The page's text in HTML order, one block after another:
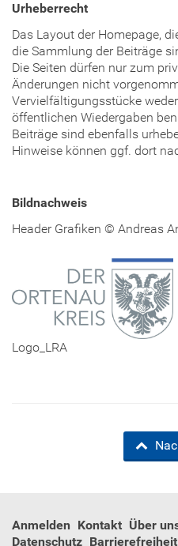
Urheberrecht
Das Layout der Homepage,
die Sammlung der Beiträge
Die Seiten dürfen nur zum
Änderungen nicht
Vervielfältigungsstücke
öffentlichen Wiedergaben
Beiträge sind ebenfalls
Hinweise können ggf. dort
Bildnachweis
Header Grafiken © Andreas
Logo_LRA
Anmelden Kontakt Über
Datenschutz Barrierefreiheit